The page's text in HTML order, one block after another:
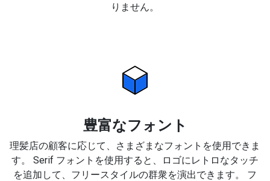
りません。
豊富なフォント
理髪店の顧客に応じて、さまざまなフォントを使用できま
す。 Serif フォントを使用すると、ロゴにレトロなタッチ
を追加して、フリースタイルの群衆を演出できます。 フ